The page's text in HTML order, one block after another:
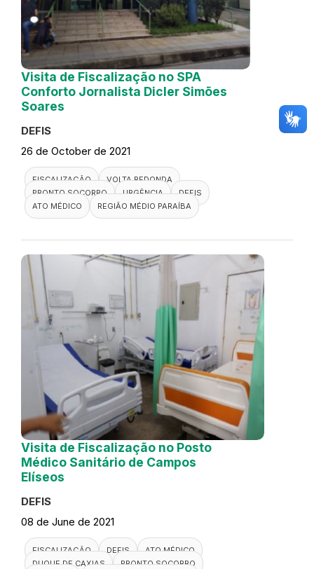
Visita de Fiscalização no SPA
Conforto Jornalista Dicler Simões
Soares
DEFIS
26 de October de 2021
FISCALIZAÇÃO
VOLTA REDONDA
PRONTO SOCORRO
URGÊNCIA
DEFIS
ATO MÉDICO
REGIÃO MÉDIO PARAÍBA
Visita de Fiscalização no Posto
Médico Sanitário de Campos
Elíseos
DEFIS
08 de June de 2021
FISCALIZAÇÃO DEFIS
ATO MÉDICO
DUQUE DE CAXIAS
PRONTO SOCORRO